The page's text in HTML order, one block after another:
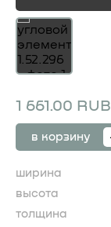
ru
1 661.00 RUB
в корзину
ширина
высота
толщина